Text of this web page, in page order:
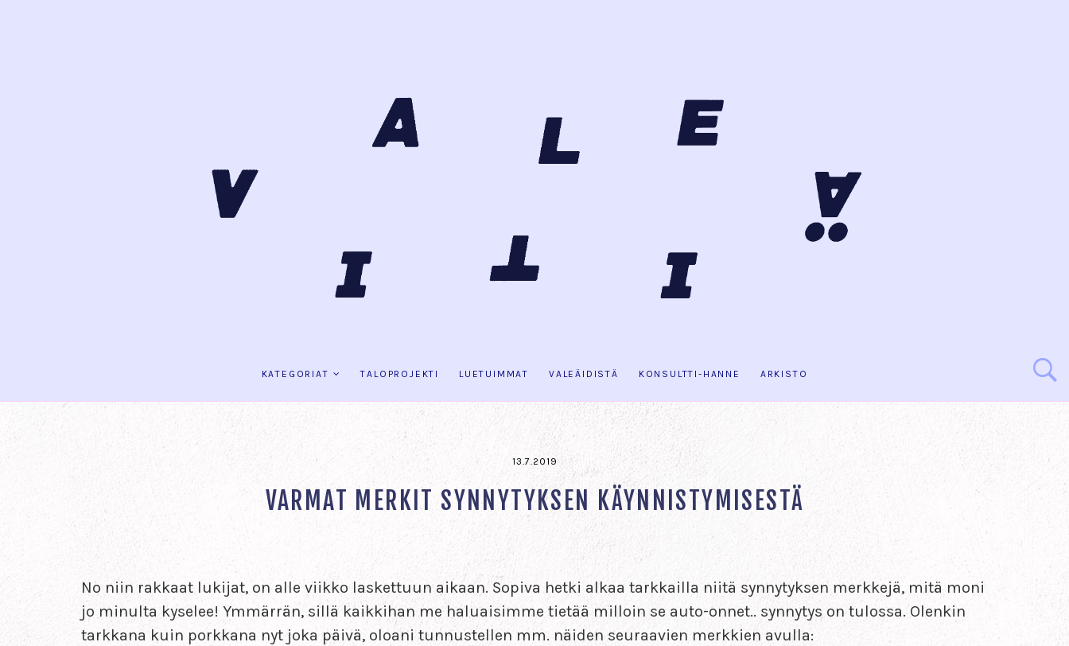
KATEGORIAT TALOPROJEKTI LUETUIMMAT VALEÄIDISTÄ KONSULTTI-HANNE ARKISTO
13.7.2019
VARMAT MERKIT SYNNYTYKSEN KÄYNNISTYMISESTÄ
No niin rakkaat lukijat, on alle viikko laskettuun aikaan. Sopiva hetki alkaa tarkkailla niitä synnytyksen merkkejä, mitä moni
jo minulta kyselee! Ymmärrän, sillä kaikkihan me haluaisimme tietää milloin se auto-onnet.. synnytys on tulossa. Olenkin
tarkkana kuin porkkana nyt joka päivä, oloani tunnustellen mm. näiden seuraavien merkkien avulla: